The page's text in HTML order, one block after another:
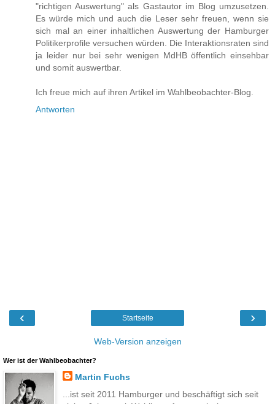
"richtigen Auswertung" als Gastautor im Blog umzusetzen.
Es würde mich und auch die Leser sehr freuen, wenn sie
sich mal an einer inhaltlichen Auswertung der Hamburger
Politikerprofile versuchen würden. Die Interaktionsraten sind
ja leider nur bei sehr wenigen MdHB öffentlich einsehbar
und somit auswertbar.
Ich freue mich auf ihren Artikel im Wahlbeobachter-Blog.
Antworten
‹ ›
Startseite
Web-Version anzeigen
Wer ist der Wahlbeobachter?
Martin Fuchs
...ist seit 2011 Hamburger und beschäftigt sich seit